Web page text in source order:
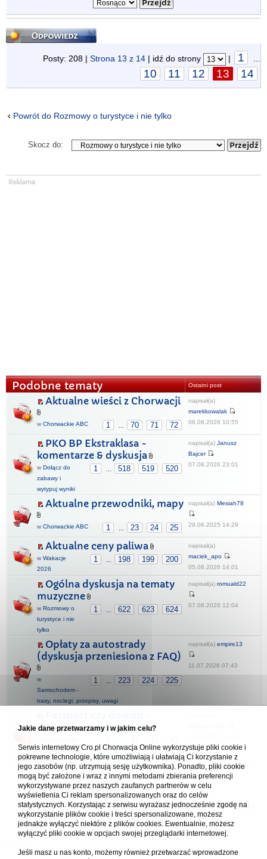
Odpowiedz
Posty: 208 | Strona 13 z 14 | idź do strony | 1
10 11 12 13 14
Powrót do Rozmowy o turystyce i nie tylko
Skocz do:
Podobne tematy Ostatni post
Aktualne wieści z Chorwacji
1 70 71 72
w Chorwackie ABC
napisał(a)
marekkowalak
06.08.2026 10:55
PKO BP Ekstraklasa -
komentarze & dyskusja
1 518 519 520
w Dołącz do
zabawy i
wytypuj wyniki
napisał(a) Janusz
Bajcer
07.08.2026 23:01
Aktualne przewodniki, mapy
1 23 24 25
w Chorwackie ABC
napisał(a) Mesiah78
29.06.2025 14:29
Aktualne ceny paliwa
1 198 199 200
w Wakacje
2026
napisał(a)
maciek_apo
05.08.2026 14:01
Ogólna dyskusja na tematy
muzyczne
1 622 623 624
w Rozmowy o
turystyce i nie
tylko
napisał(a) romuald22
07.08.2026 12:04
Opłaty za autostrady
(dyskusja przeniesiona z FAQ)
1 223 224 225
w
Samochodem -
trasy, noclegi, przepisy, uwagi
napisał(a) empire13
11.07.2026 07:43
dyskusja wycieta z FAQ
przepisy, porady
różne
Forum Chorwacja Online - Cro.pl
Usuń ciasteczka• Strefa czasowa: UTC + 1 (Polska - czas zimowy) [ DST
Jakie dane przetwarzamy i w jakim celu?
Serwis internetowy Cro.pl Chorwacja Online wykorzystuje pliki cookie i
pokrewne technologie, które umożliwiają i ułatwiają Ci korzystanie z
jego zasobów (np. utrzymują sesję użytkownika). Ponadto, pliki cookie
mogą być założone i wraz z innymi metodami zbierania preferencji
wykorzystywane przez naszych zaufanych partnerów w celu
wyświetlenia Ci reklam spersonalizowanych oraz do celów
statystycznych. Korzystając z serwisu wyrażasz jednocześnie zgodę na
wykorzystanie plików cookie i treści spersonalizowane, możesz
jednakże wyłączyć niektóre z plików cookies. Ewentualnie, możesz
wyłączyć pliki cookie w opcjach swojej przeglądarki internetowej.
Jeśli masz u nas konto, możemy również przetwarzać wprowadzone